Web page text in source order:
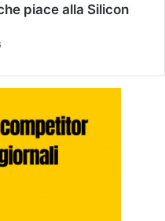
piace alla Silicon